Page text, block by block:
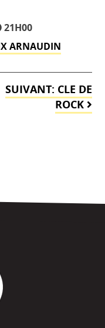
21H00
ARNAUDIN
SUIVANT: CLE DE
ROCK